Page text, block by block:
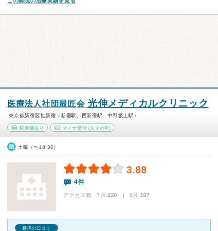
医療法人社団最匠会 光伸メディカルクリニック
東京都新宿区北新宿（新宿駅、西新宿駅、中野坂上駅）
駐車場あり マイナ受付(スマホ可)
土曜（〜18:30）
3.88
4件
アクセス数 7月:220 | 6月:197
腰痛の口コミ